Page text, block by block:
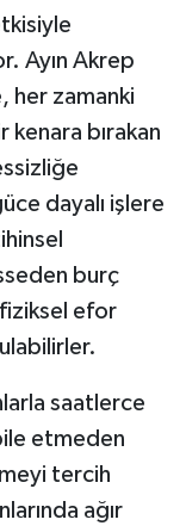
Ayın Akrep
her zamanki
kenara bırakan
dayalı işlere
burç
efor
saatlerce
etmeden
tercih
ağır